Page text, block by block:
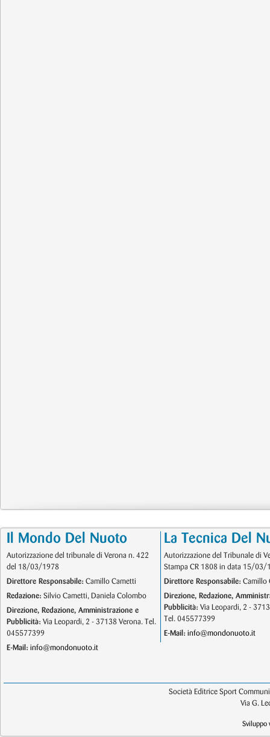
Il Mondo Del Nuoto
Autorizzazione del tribunale di Verona n. 422
del 18/03/1978
Direttore Responsabile: Camillo Cametti
Redazione: Silvio Cametti, Daniela Colombo
Direzione, Redazione, Amministrazione e
Pubblicità: Via Leopardi, 2 - 37138 Verona. Tel.
045577399
E-Mail: info@mondonuoto.it
La Tecnica Del
Autorizzazione del Tribunale di
Stampa CR 1808 in data 15/03/
Direttore Responsabile: Camillo
Direzione, Redazione,
Pubblicità: Via Leopardi, 2 -
Tel. 045577399
E-Mail: info@mondonuoto.it
Società Editrice Sport
Via G.
Sviluppo